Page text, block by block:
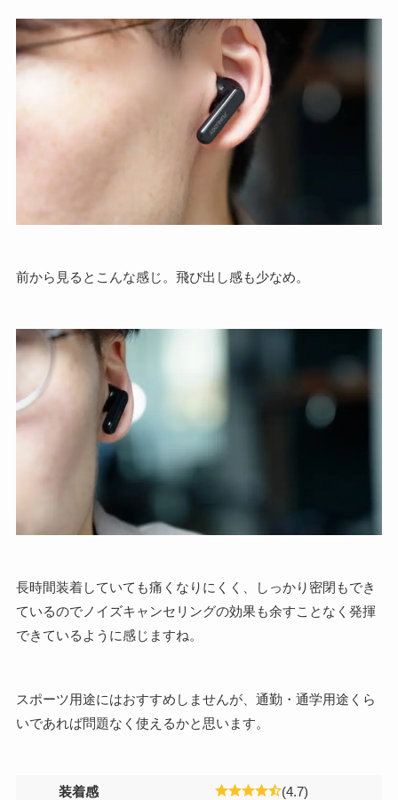
前から見るとこんな感じ。飛び出し感も少なめ。
長時間装着していても痛くなりにくく、しっかり密閉もでき
ているのでノイズキャンセリングの効果も余すことなく発揮
できているように感じますね。
スポーツ用途にはおすすめしませんが、通勤・通学用途くら
いであれば問題なく使えるかと思います。
装着感 (4.7)